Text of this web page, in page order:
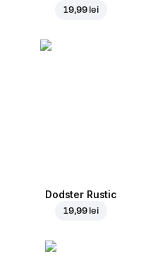
19,99 lei
Dodster Rustic
19,99 lei